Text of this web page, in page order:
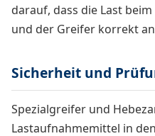
darauf, dass die Last
und der Greifer korrekt
Sicherheit und
Spezialgreifer und
Lastaufnahmemittel in